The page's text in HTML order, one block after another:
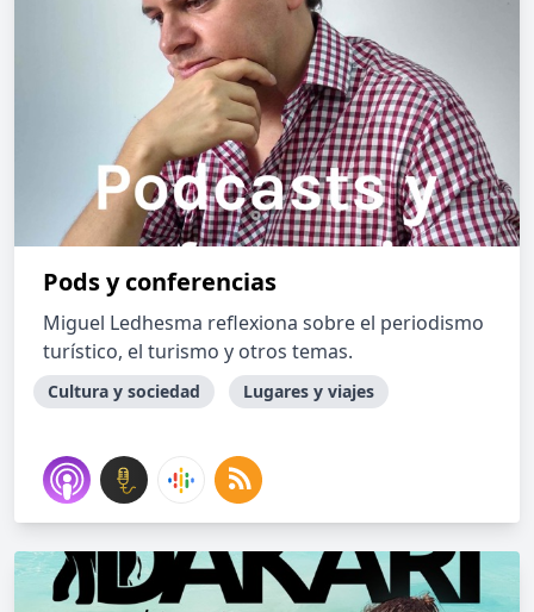
Pods y conferencias
Miguel Ledhesma reflexiona sobre el periodismo
turístico, el turismo y otros temas.
Cultura y sociedad Lugares y viajes